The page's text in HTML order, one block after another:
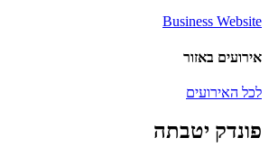
Business Website
אירועים באזור
לכל האירועים
פונדק יטבתה